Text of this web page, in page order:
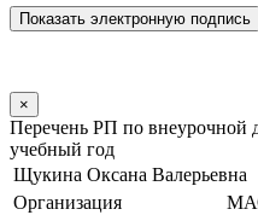
×
Перечень РП по внеурочной
учебный год
Щукина Оксана Валерьевна
Организация